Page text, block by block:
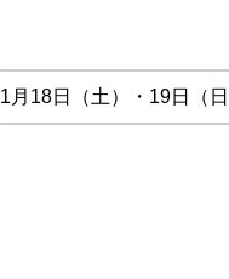
1月18日（土）・19日（日